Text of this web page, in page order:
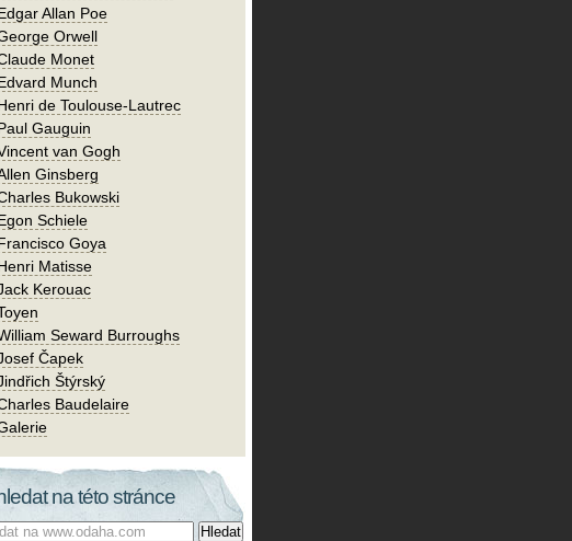
Allan Poe
Orwell
Monet
Munch
de Toulouse-Lautrec
Gauguin
van Gogh
Ginsberg
Bukowski
Schiele
Goya
Matisse
Kerouac
Seward Burroughs
Čapek
Štýrský
Baudelaire
hledat na této stránce
hledat: